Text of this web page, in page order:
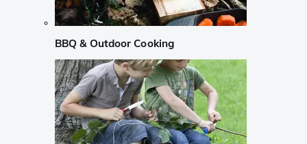
BBQ & Outdoor Cooking